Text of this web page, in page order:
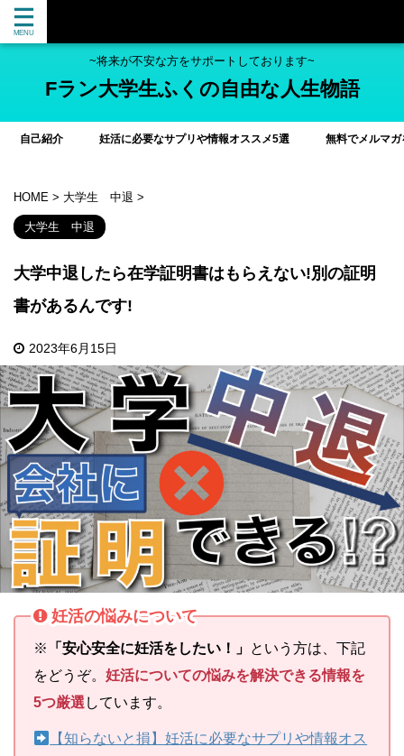
~将来が不安な方をサポートしております~
Fラン大学生ふくの自由な人生物語
自己紹介 妊活に必要なサプリや情報オススメ5選 無料でメルマガ
HOME > 大学生 中退 >
大学生 中退
大学中退したら在学証明書はもらえない!別の証明
書があるんです!
2023年6月15日
妊活の悩みについて
※ 「安心安全に妊活をしたい！」 という方は、下記
をどうぞ。 妊活についての悩みを解決できる情報を
5つ厳選 しています。
【知らないと損】妊活に必要なサプリや情報オス